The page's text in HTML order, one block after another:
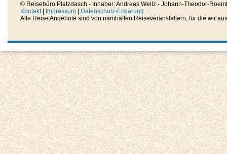
© Reisebüro Platzdasch - Inhaber: Andreas Weitz - Johann-Theodor-
Kontakt| Impressum
Datenschutz-Erklärung
Alle Reise Angebote sind von namhaften Reiseveranstaltern, für die wir